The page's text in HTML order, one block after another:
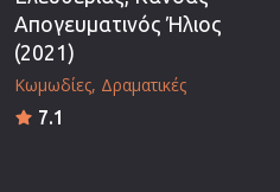
Απογευματινός Ήλιος
(2021)
Κωμωδίες Δραματικές
7.1